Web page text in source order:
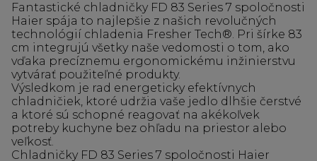
Fantastické chladničky FD 83 Series 7 spoločnosti
Haier spája to najlepšie z našich revolučných
technológií chladenia Fresher Tech®. Pri šírke 83
cm integrujú všetky naše vedomosti o tom, ako
vďaka precíznemu ergonomickému inžinierstvu
vytvárať použiteľné produkty.
Výsledkom je rad energeticky efektívnych
chladničiek, ktoré udržia vaše jedlo dlhšie čerstvé
a ktoré sú schopné reagovať na akékoľvek
potreby kuchyne bez ohľadu na priestor alebo
veľkosť.
Chladničky FD 83 Series 7 spoločnosti Haier